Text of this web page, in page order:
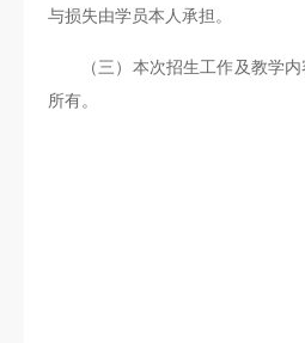
与损失由学员本人承担。
（三）本次招生工作及教学
所有。